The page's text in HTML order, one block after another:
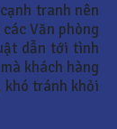
tranh nên
Văn phòng
dẫn tới tình
khách hàng
khó tránh khỏi